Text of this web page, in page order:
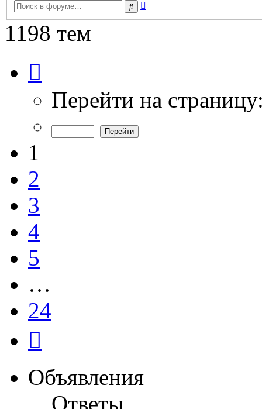
Поиск
1198 тем
из
Перейти на
1
2
3
4
5
…
24
Объявления
Ответы